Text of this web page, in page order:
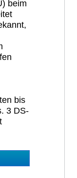
beim
bis
3 DS-